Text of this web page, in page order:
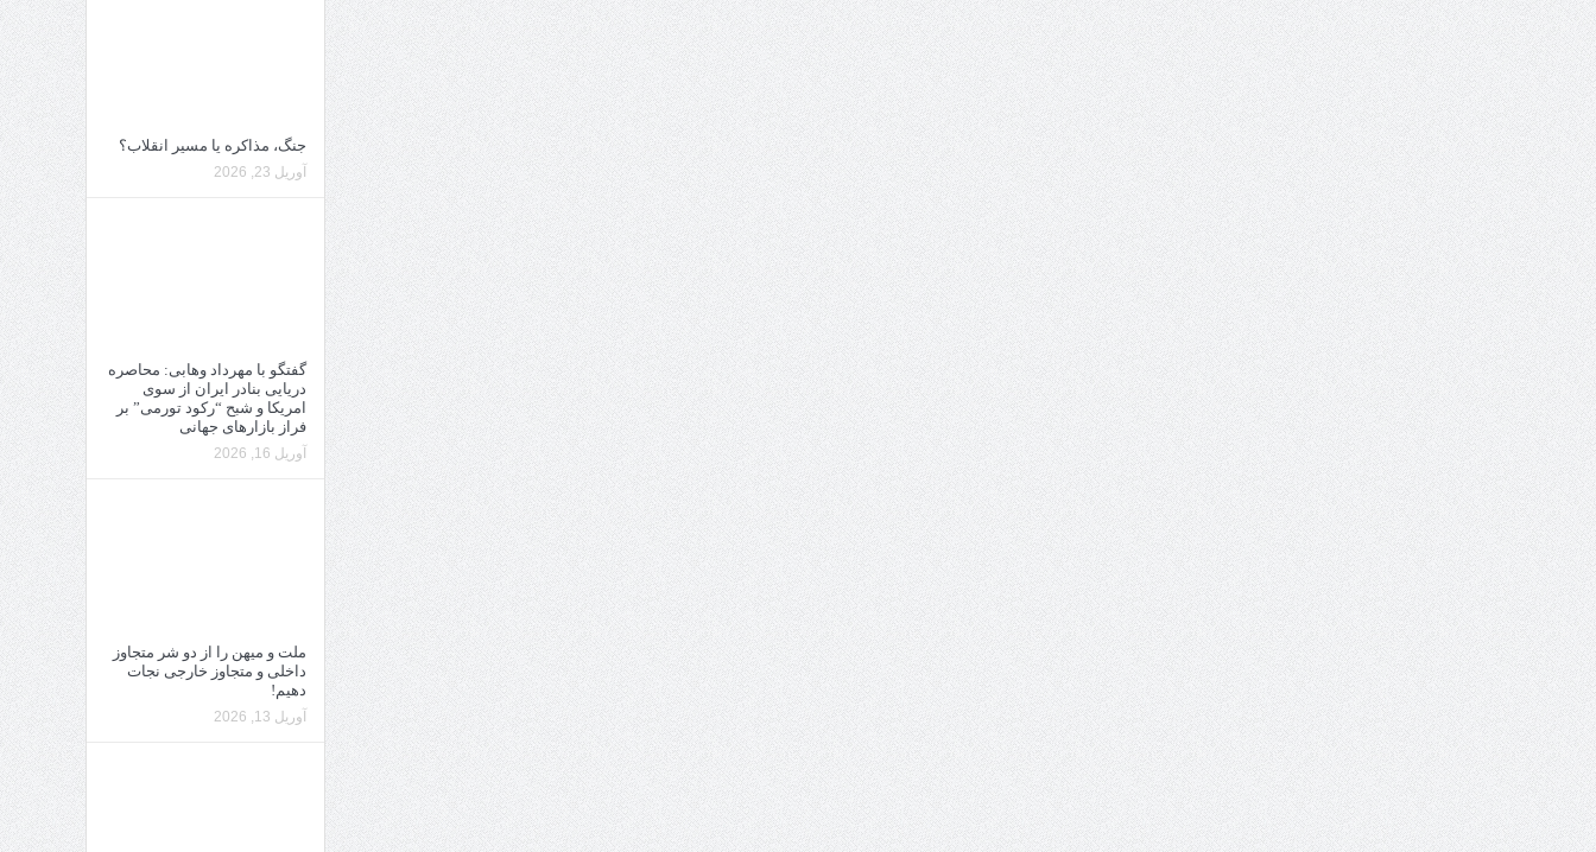
جنگ، مذاکره یا مسیر انقلاب؟
آوریل 23, 2026
گفتگو با مهرداد وهابی: محاصره
دریایی بنادر ایران از سوی
امریکا و شبح “رکود تورمی” بر
فراز بازارهای جهانی
آوریل 16, 2026
ملت و میهن را از دو شر متجاوز
داخلی و متجاوز خارجی نجات
دهیم!
آوریل 13, 2026